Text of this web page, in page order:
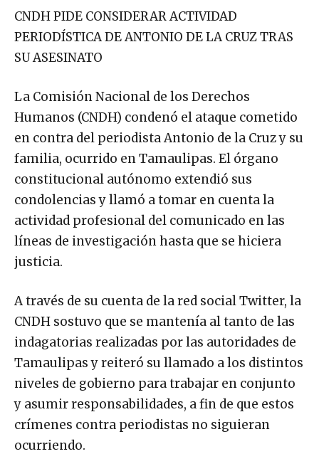
CNDH PIDE CONSIDERAR ACTIVIDAD
PERIODÍSTICA DE ANTONIO DE LA CRUZ TRAS
SU ASESINATO
La Comisión Nacional de los Derechos
Humanos (CNDH) condenó el ataque cometido
en contra del periodista Antonio de la Cruz y su
familia, ocurrido en Tamaulipas. El órgano
constitucional autónomo extendió sus
condolencias y llamó a tomar en cuenta la
actividad profesional del comunicado en las
líneas de investigación hasta que se hiciera
justicia.
A través de su cuenta de la red social Twitter, la
CNDH sostuvo que se mantenía al tanto de las
indagatorias realizadas por las autoridades de
Tamaulipas y reiteró su llamado a los distintos
niveles de gobierno para trabajar en conjunto
y asumir responsabilidades, a fin de que estos
crímenes contra periodistas no siguieran
ocurriendo.